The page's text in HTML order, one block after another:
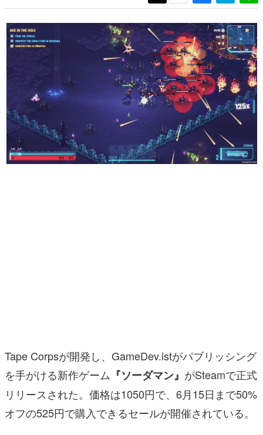
ゲームに多大な影響を受けた作家さんに取材し、ゲームが
日本のコンテンツ産業やカルチャーに与えた影響を探る企
画です。
日本モバイルゲーム産業史
日本のモバイルゲーム史における主要なトピック・タイト
ルを網羅するほか、開発者へのインタビューや識者による
解説を掲載。約20年の歴史が一望できる決定版！
若ゲのいたり〜ゲームクリエイターの青春〜
『うつヌケ』『ペンと箸』等で知られるマンガ家・田中圭
一先生によるゲーム業界レポートマンガです。
なんでゲームは面白い？
アプリレビュー
その他
電ファミニコゲーマーとは？
Tape Corpsが開発し、GameDev.istがパブリッシング
を手がける新作ゲーム 『ソーダマン』 がSteamで正式
リリースされた。価格は1050円で、6月15日まで50%
オフの525円で購入できるセールが開催されている。